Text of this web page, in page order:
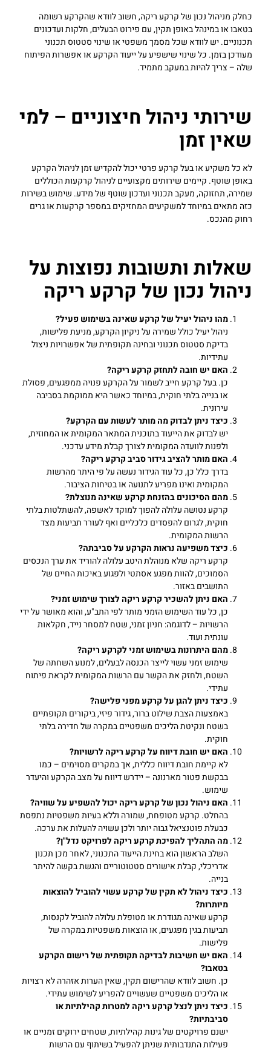
כחלק מניהול נכון של קרקע ריקה, חשוב לוודא שהקרקע רשומה
בטאבו או במינהל באופן תקין, עם פירוט הבעלים, חלקות ועדכונים
תכנוניים. יש לוודא שכל מסמך משפטי או שינוי סטטוס תכנוני
מעודכן בזמן. כל שינוי שישפיע על ייעוד הקרקע או אפשרות הפיתוח
שלה – צריך להיות במעקב מתמיד.
שירותי ניהול חיצוניים – למי
שאין זמן
לא כל משקיע או בעל קרקע פרטי יכול להקדיש זמן לניהול הקרקע
באופן שוטף. קיימים שירותים מקצועיים לניהול קרקעות הכוללים
שמירה, תחזוקה, מעקב תכנוני ועדכון שוטף של מידע. שימוש בשירות
כזה מתאים במיוחד למשקיעים המחזיקים במספר קרקעות או גרים
רחוק מהנכס.
שאלות ותשובות נפוצות על
ניהול נכון של קרקע ריקה
מהו ניהול יעיל של קרקע שאינה בשימוש פעיל?
ניהול יעיל כולל שמירה על ניקיון הקרקע, מניעת פלישות,
בדיקת סטטוס תכנוני ובחינה תקופתית של אפשרויות ניצול
עתידיות.
האם יש חובה לתחזק קרקע ריקה?
כן. בעל קרקע חייב לשמור על הקרקע פנויה ממפגעים, פסולת
או בנייה בלתי חוקית, במיוחד כאשר היא ממוקמת בסביבה
עירונית.
כיצד ניתן לבדוק מה מותר לעשות עם הקרקע?
יש לבדוק את הייעוד בתוכנית המתאר המקומית או המחוזית,
ולפנות לוועדה המקומית לצורך קבלת מידע עדכני.
האם מותר להציב גידור סביב קרקע ריקה?
בדרך כלל כן, כל עוד הגידור נעשה על פי היתר מהרשות
המקומית ואינו מפריע לתנועה או בטיחות הציבור.
מהם הסיכונים בהזנחת קרקע שאינה מנוצלת?
קרקע נטושה עלולה להפוך למוקד לאשפה, להשתלטות בלתי
חוקית, לגרום להפסדים כלכליים ואף לעורר תביעות מצד
הרשות המקומית.
כיצד משפיעה נראות הקרקע על סביבתה?
קרקע ריקה שלא מנוהלת היטב עלולה להוריד את ערך הנכסים
הסמוכים, להוות מפגע אסתטי ולפגוע באיכות החיים של
התושבים באזור.
האם ניתן להשכיר קרקע ריקה לצורך שימוש זמני?
כן, כל עוד השימוש הזמני מותר לפי התב"ע, והוא מאושר על ידי
הרשויות – לדוגמה: חניון זמני, שטח למסחר נייד, חקלאות
עונתית ועוד.
מהם היתרונות בשימוש זמני לקרקע ריקה?
שימוש זמני עשוי לייצר הכנסה לבעלים, למנוע השחתה של
השטח, ולחזק את הקשר עם הרשות המקומית לקראת פיתוח
עתידי.
כיצד ניתן להגן על קרקע מפני פלישה?
באמצעות הצבת שילוט ברור, גידור פיזי, ביקורים תקופתיים
בשטח ונקיטת הליכים משפטיים במקרה של חדירה בלתי
חוקית.
האם יש חובת דיווח על קרקע ריקה לרשויות?
לא קיימת חובת דיווח כללית, אך במקרים מסוימים – כמו
בבקשת פטור מארנונה – יידרש דיווח על מצב הקרקע והיעדר
שימוש.
האם ניהול נכון של קרקע ריקה יכול להשפיע על שוויה?
בהחלט. קרקע מטופחת, שמורה וללא בעיות משפטיות נתפסת
כבעלת פוטנציאל גבוה יותר ולכן עשויה להעלות את ערכה.
מה התהליך להפיכת קרקע ריקה לפרויקט נדל"ן?
השלב הראשון הוא בחינת הייעוד התכנוני, לאחר מכן תכנון
אדריכלי, קבלת אישורים סטטוטוריים והגשת בקשה להיתר
בנייה.
כיצד ניהול לא תקין של קרקע עשוי להוביל להוצאות
מיותרות?
קרקע שאינה מגודרת או מטופלת עלולה להוביל לקנסות,
תביעות בגין מפגעים, או הוצאות משפטיות במקרה של
פלישות.
האם יש חשיבות לבדיקה תקופתית של רישום הקרקע
בטאבו?
כן. חשוב לוודא שהרישום תקין, שאין הערות אזהרה לא רצויות
או הליכים משפטיים שעשויים להפריע לשימוש עתידי.
כיצד ניתן לנצל קרקע ריקה למטרות קהילתיות או
סביבתיות?
ישנם פרויקטים של גינות קהילתיות, שטחים ירוקים זמניים או
פעילות התנדבותית שניתן להפעיל בשיתוף עם הרשות